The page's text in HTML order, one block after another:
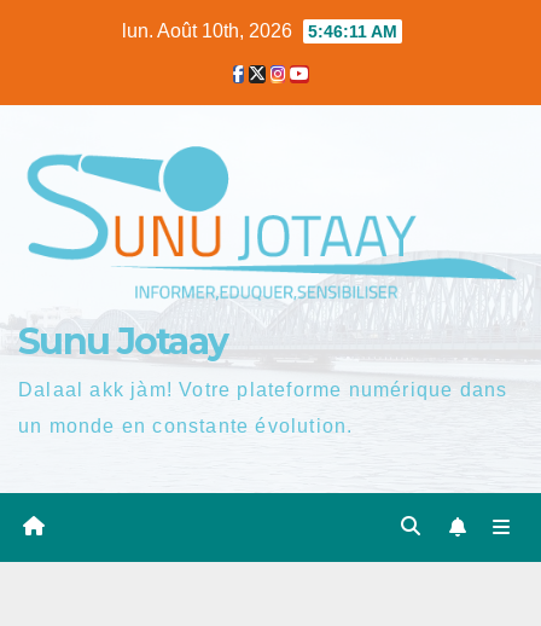
lun. Août 10th, 2026 5:46:11 AM
Sunu Jotaay
Dalaal akk jàm! Votre plateforme numérique dans
un monde en constante évolution.